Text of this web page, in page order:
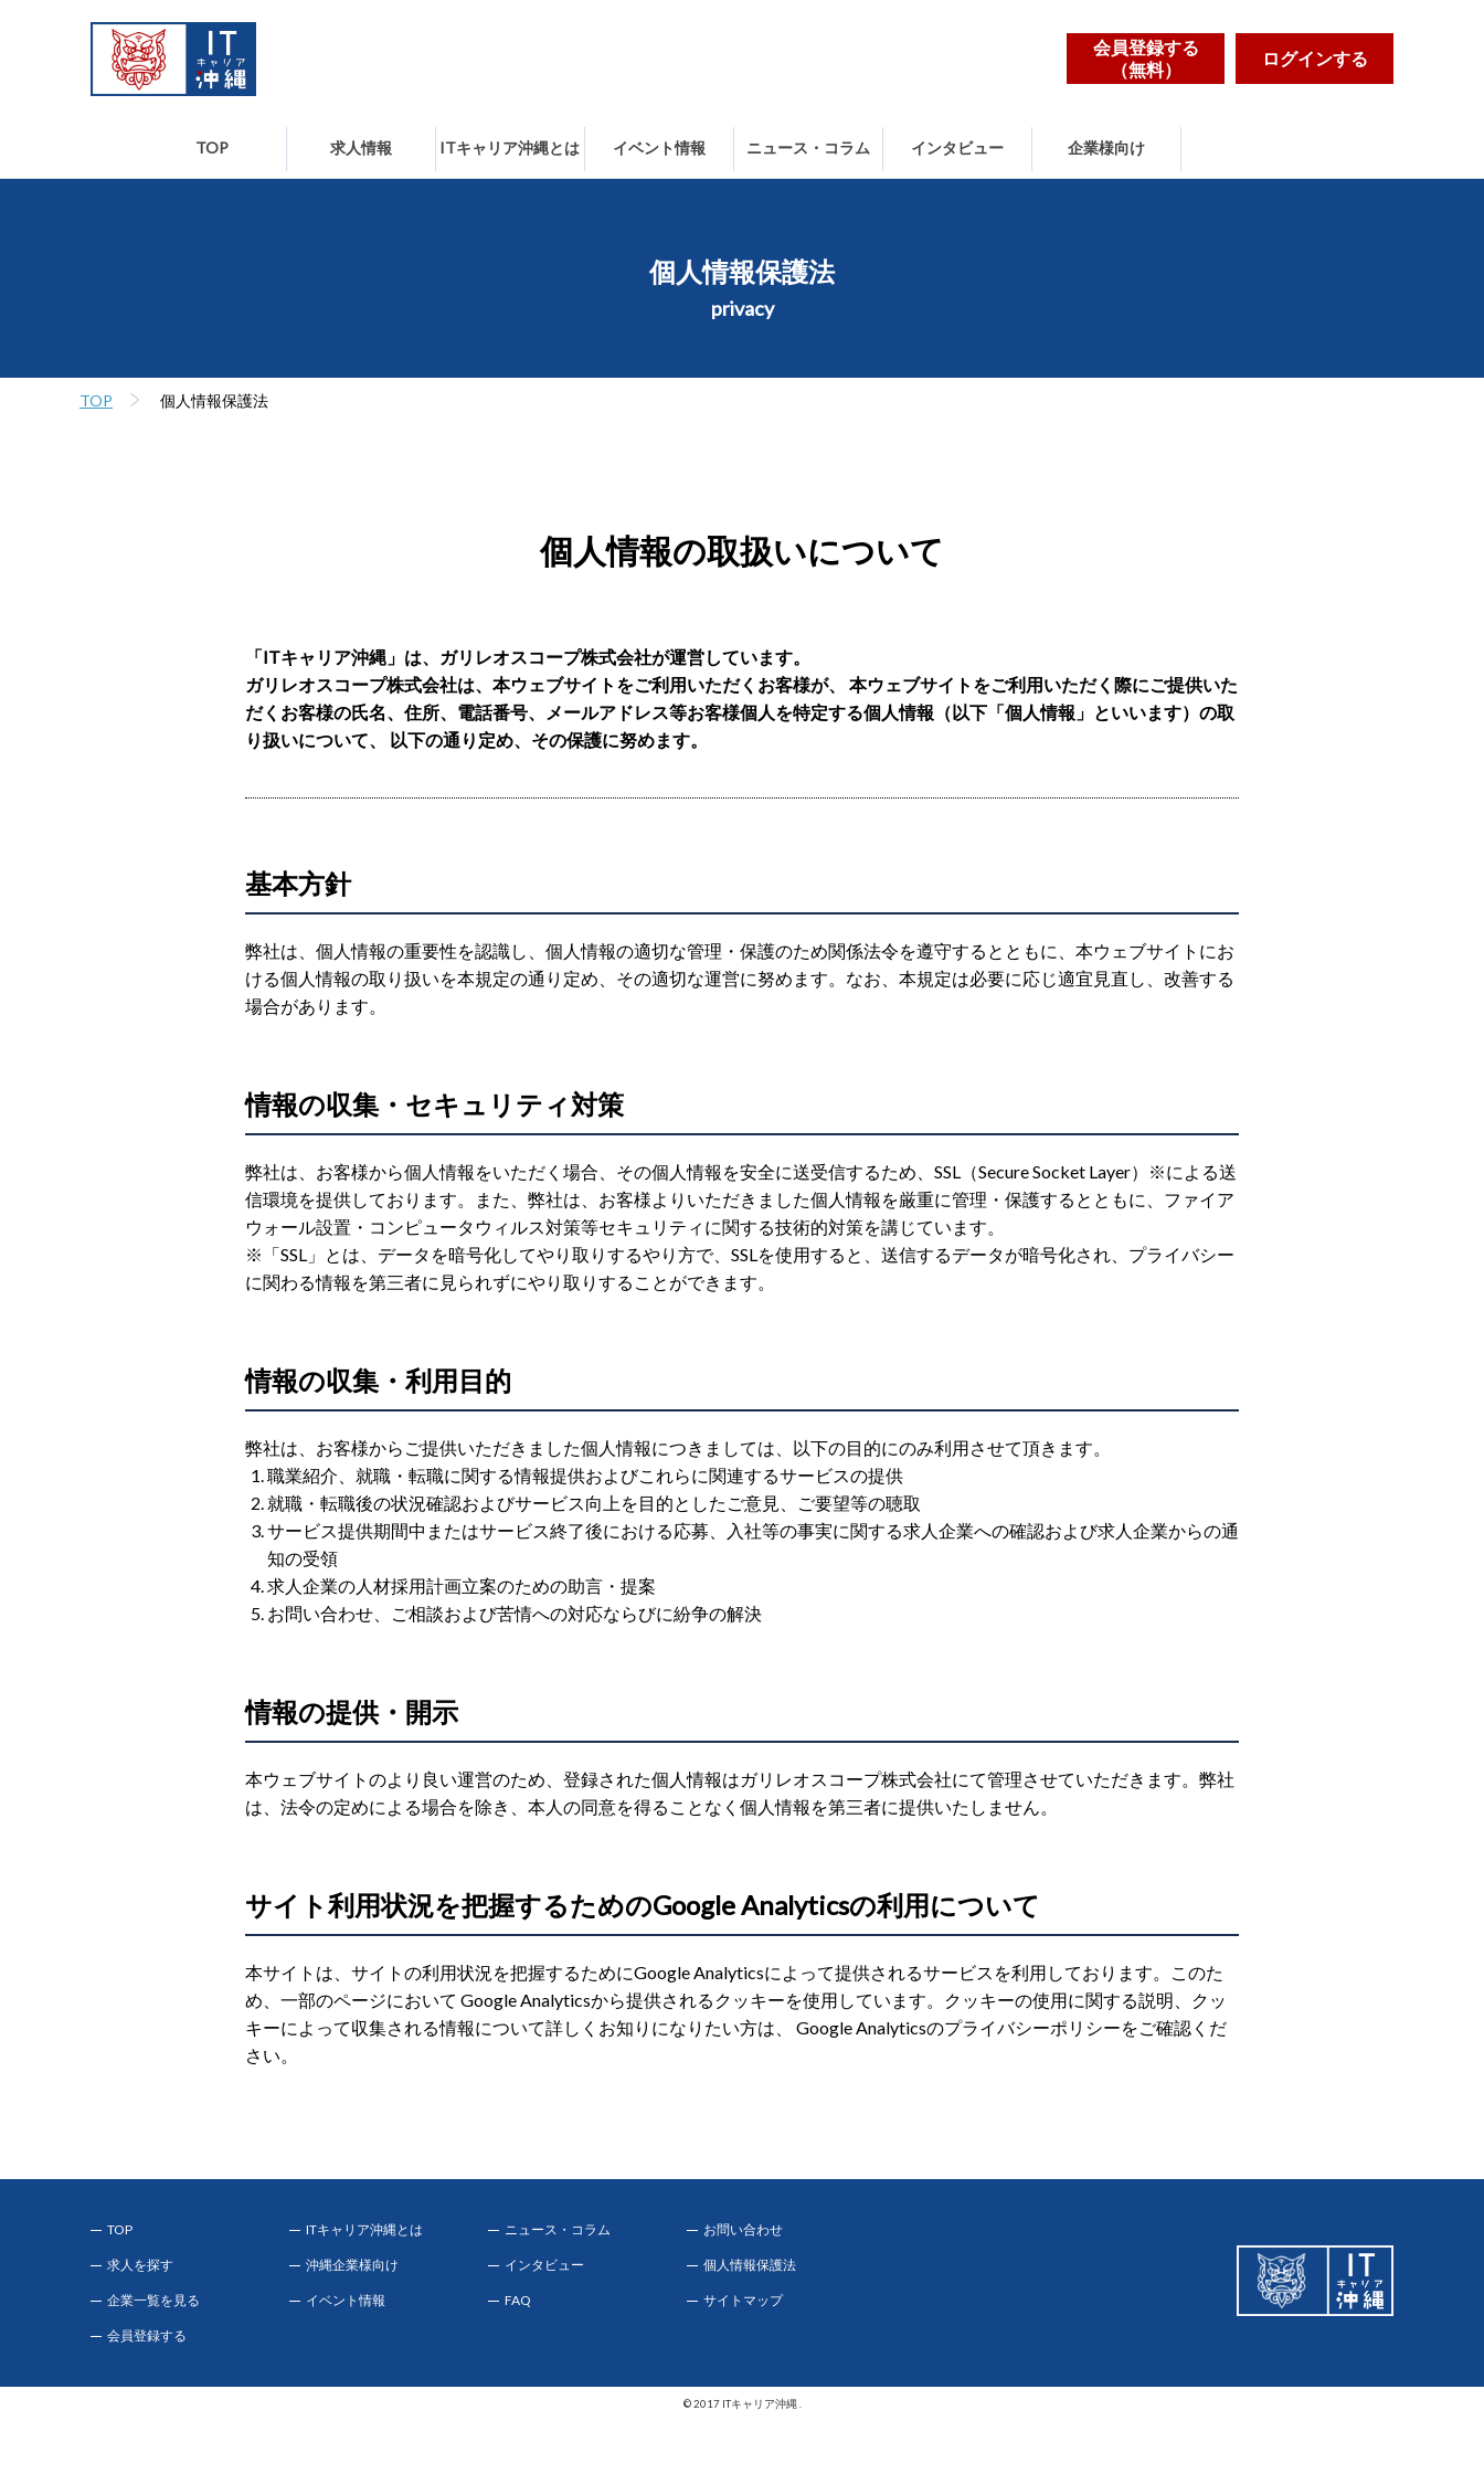
会員登録する
（無料）
ログインする
TOP 求人情報 ITキャリア沖縄とは イベント情報 ニュース・コラム インタビュー 企業様向け
個人情報保護法
privacy
TOP 個人情報保護法
個人情報の取扱いについて
「ITキャリア沖縄」は、ガリレオスコープ株式会社が運営しています。
ガリレオスコープ株式会社は、本ウェブサイトをご利用いただくお客様が、 本ウェブサイトをご利用いただく際にご提供いた
だくお客様の氏名、住所、電話番号、メールアドレス等お客様個人を特定する個人情報（以下「個人情報」といいます）の取
り扱いについて、 以下の通り定め、その保護に努めます。
基本方針
弊社は、個人情報の重要性を認識し、個人情報の適切な管理・保護のため関係法令を遵守するとともに、本ウェブサイトにお
ける個人情報の取り扱いを本規定の通り定め、その適切な運営に努めます。なお、本規定は必要に応じ適宜見直し、改善する
場合があります。
情報の収集・セキュリティ対策
弊社は、お客様から個人情報をいただく場合、その個人情報を安全に送受信するため、SSL（Secure Socket Layer）※による送
信環境を提供しております。また、弊社は、お客様よりいただきました個人情報を厳重に管理・保護するとともに、ファイア
ウォール設置・コンピュータウィルス対策等セキュリティに関する技術的対策を講じています。
※「SSL」とは、データを暗号化してやり取りするやり方で、SSLを使用すると、送信するデータが暗号化され、プライバシー
に関わる情報を第三者に見られずにやり取りすることができます。
情報の収集・利用目的
弊社は、お客様からご提供いただきました個人情報につきましては、以下の目的にのみ利用させて頂きます。
職業紹介、就職・転職に関する情報提供およびこれらに関連するサービスの提供
就職・転職後の状況確認およびサービス向上を目的としたご意見、ご要望等の聴取
サービス提供期間中またはサービス終了後における応募、入社等の事実に関する求人企業への確認および求人企業からの通
知の受領
求人企業の人材採用計画立案のための助言・提案
お問い合わせ、ご相談および苦情への対応ならびに紛争の解決
情報の提供・開示
本ウェブサイトのより良い運営のため、登録された個人情報はガリレオスコープ株式会社にて管理させていただきます。弊社
は、法令の定めによる場合を除き、本人の同意を得ることなく個人情報を第三者に提供いたしません。
サイト利用状況を把握するためのGoogle Analyticsの利用について
本サイトは、サイトの利用状況を把握するためにGoogle Analyticsによって提供されるサービスを利用しております。このた
め、一部のページにおいて Google Analyticsから提供されるクッキーを使用しています。クッキーの使用に関する説明、クッ
キーによって収集される情報について詳しくお知りになりたい方は、 Google Analyticsのプライバシーポリシーをご確認くだ
さい。
TOP ITキャリア沖縄とは ニュース・コラム お問い合わせ
求人を探す 沖縄企業様向け インタビュー 個人情報保護法
企業一覧を見る イベント情報 FAQ サイトマップ
会員登録する
© 2017 ITキャリア沖縄 .